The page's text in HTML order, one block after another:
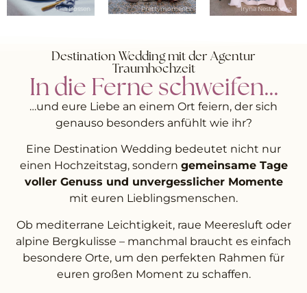
Lisa Bössen Prettymoments Iryna Nesterenko
Destination Wedding mit der Agentur
Traumhochzeit
In die Ferne schweifen…
…und eure Liebe an einem Ort feiern, der sich
genauso besonders anfühlt wie ihr?
Eine Destination Wedding bedeutet nicht nur
einen Hochzeitstag, sondern gemeinsame Tage
voller Genuss und unvergesslicher Momente
mit euren Lieblingsmenschen.
Ob mediterrane Leichtigkeit, raue Meeresluft oder
alpine Bergkulisse – manchmal braucht es einfach
besondere Orte, um den perfekten Rahmen für
euren großen Moment zu schaffen.